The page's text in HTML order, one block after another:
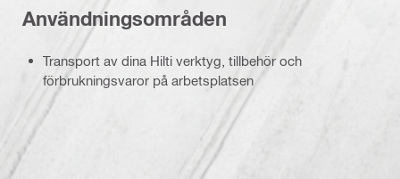
Användningsområden
Transport av dina Hilti verktyg, tillbehör och
förbrukningsvaror på arbetsplatsen